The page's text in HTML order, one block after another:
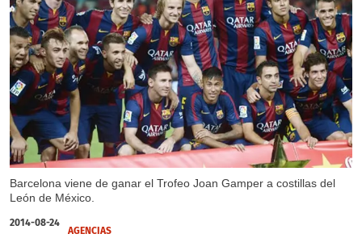
Barcelona viene de ganar el Trofeo Joan Gamper a costillas del
León de México.
2014-08-24
AGENCIAS